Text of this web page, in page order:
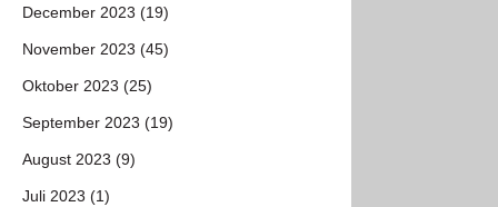
December 2023 (19)
November 2023 (45)
Oktober 2023 (25)
September 2023 (19)
August 2023 (9)
Juli 2023 (1)